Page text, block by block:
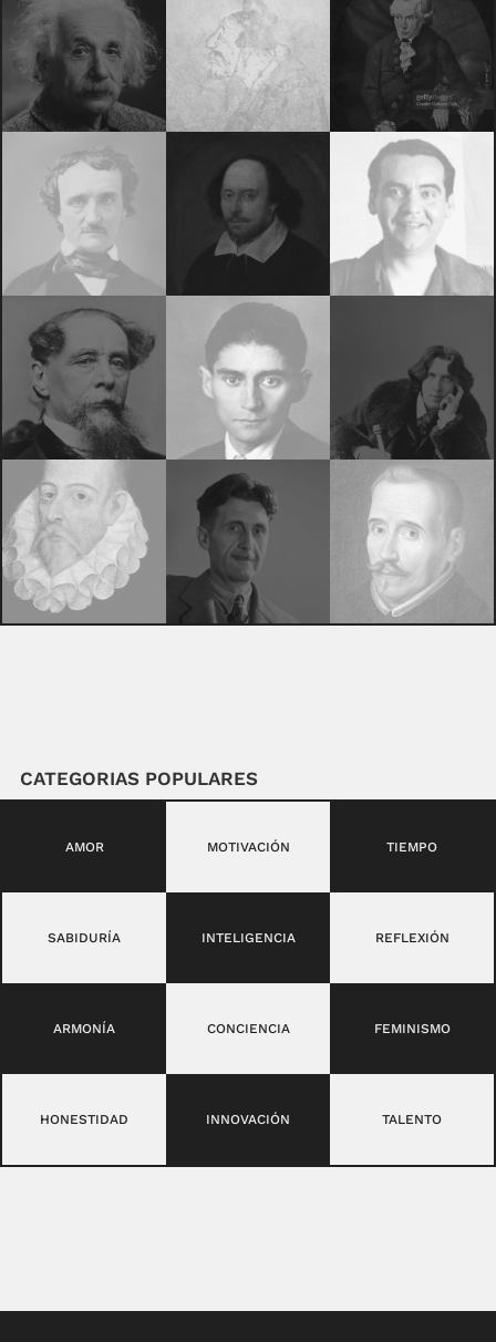
CATEGORIAS POPULARES
AMOR MOTIVACIÓN TIEMPO
SABIDURÍA INTELIGENCIA REFLEXIÓN
ARMONÍA CONCIENCIA FEMINISMO
HONESTIDAD INNOVACIÓN TALENTO